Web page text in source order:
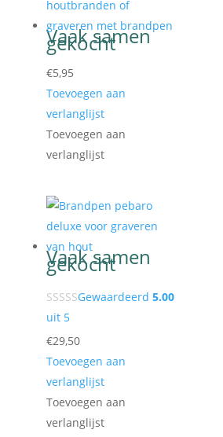
€5,95
Toevoegen aan
verlanglijst
Toevoegen aan
verlanglijst
Gewaardeerd 5.00
uit 5
€29,50
Toevoegen aan
verlanglijst
Toevoegen aan
verlanglijst